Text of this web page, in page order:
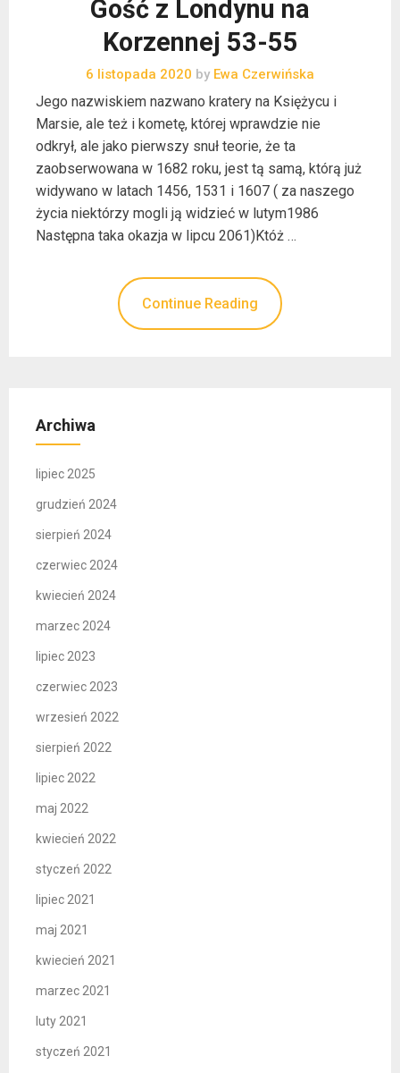
Gość z Londynu na
Korzennej 53-55
6 listopada 2020 by Ewa Czerwińska
Jego nazwiskiem nazwano kratery na Księżycu i
Marsie, ale też i kometę, której wprawdzie nie
odkrył, ale jako pierwszy snuł teorie, że ta
zaobserwowana w 1682 roku, jest tą samą, którą już
widywano w latach 1456, 1531 i 1607 ( za naszego
życia niektórzy mogli ją widzieć w lutym1986
Następna taka okazja w lipcu 2061)Któż …
Continue Reading
Archiwa
lipiec 2025
grudzień 2024
sierpień 2024
czerwiec 2024
kwiecień 2024
marzec 2024
lipiec 2023
czerwiec 2023
wrzesień 2022
sierpień 2022
lipiec 2022
maj 2022
kwiecień 2022
styczeń 2022
lipiec 2021
maj 2021
kwiecień 2021
marzec 2021
luty 2021
styczeń 2021